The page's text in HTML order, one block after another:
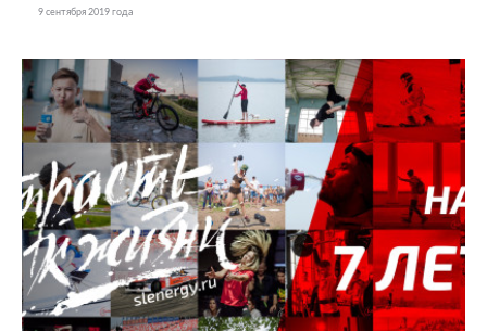
9 сентября 2019 года